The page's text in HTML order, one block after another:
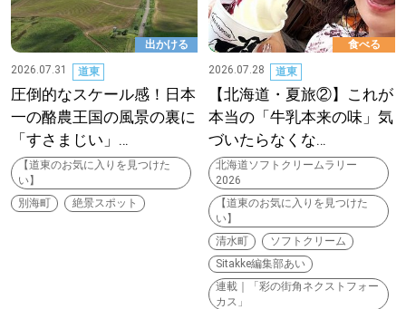
出かける
2026.07.31
道東
圧倒的なスケール感！日本
一の酪農王国の風景の裏に
「すさまじい」…
【道東のお気に入りを見つけた
い】
別海町
絶景スポット
食べる
2026.07.28
道東
【北海道・夏旅②】これが
本当の「牛乳本来の味」気
づいたらなくな…
北海道ソフトクリームラリー
2026
【道東のお気に入りを見つけた
い】
清水町
ソフトクリーム
Sitakke編集部あい
連載｜「彩の街角ネクストフォー
カス」